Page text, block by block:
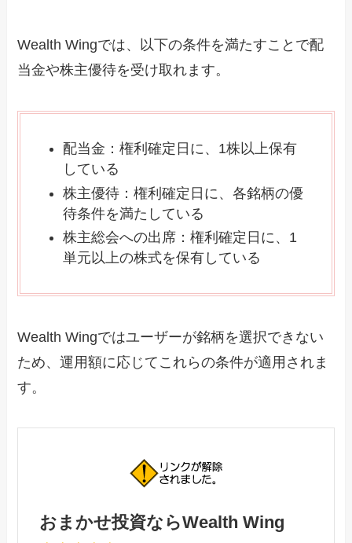
Wealth Wingでは、以下の条件を満たすことで配
当金や株主優待を受け取れます。
配当金：権利確定日に、1株以上保有
している
株主優待：権利確定日に、各銘柄の優
待条件を満たしている
株主総会への出席：権利確定日に、1
単元以上の株式を保有している
Wealth Wingではユーザーが銘柄を選択できない
ため、運用額に応じてこれらの条件が適用されま
す。
おまかせ投資ならWealth Wing